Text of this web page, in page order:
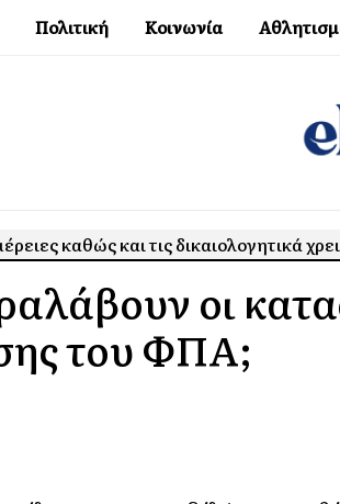
Πολιτική Κοινωνία
καθώς και τις δικαιολογητικά
οι
του ΦΠΑ;